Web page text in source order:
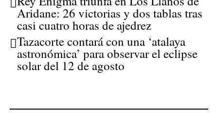
Aridane: 26 victorias y dos tablas tras
casi cuatro horas de ajedrez
Tazacorte contará con una ‘atalaya
astronómica’ para observar el eclipse
solar del 12 de agosto